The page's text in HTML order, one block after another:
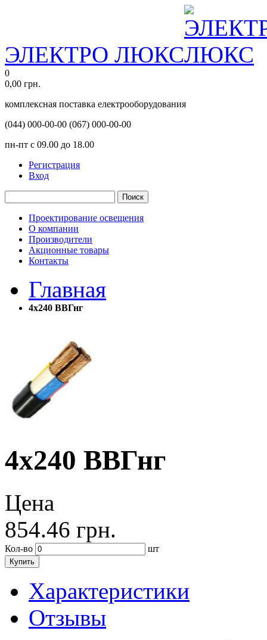
ЭЛЕКТРО ЛЮКС
0
0,00 грн.
комплексная поставка електрооборудования
(044) 000-00-00 (067) 000-00-00
пн-пт с 09.00 до 18.00
Регистрация
Вход
Поиск
Проектирование освещения
О компании
Производители
Акционные товары
Контакты
Главная
4х240 ВВГнг
4х240 ВВГнг
Цена
854.46 грн.
Кол-во шт
Купить
Характеристики
Отзывы